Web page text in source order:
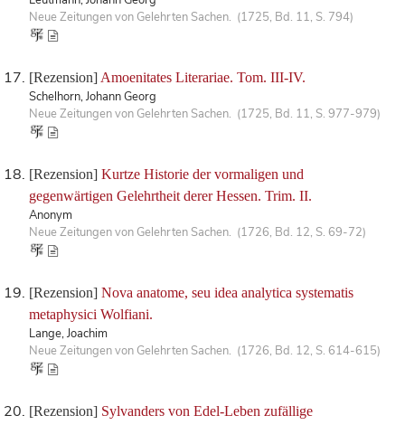
Neue Zeitungen von Gelehrten Sachen. (1725, Bd. 11, S. 794)
[Rezension] Amoenitates Literariae. Tom. III-IV.
Schelhorn, Johann Georg
Neue Zeitungen von Gelehrten Sachen. (1725, Bd. 11, S. 977-979)
[Rezension] Kurtze Historie der vormaligen und
gegenwärtigen Gelehrtheit derer Hessen. Trim. II.
Anonym
Neue Zeitungen von Gelehrten Sachen. (1726, Bd. 12, S. 69-72)
[Rezension] Nova anatome, seu idea analytica systematis
metaphysici Wolfiani.
Lange, Joachim
Neue Zeitungen von Gelehrten Sachen. (1726, Bd. 12, S. 614-615)
[Rezension] Sylvanders von Edel-Leben zufällige